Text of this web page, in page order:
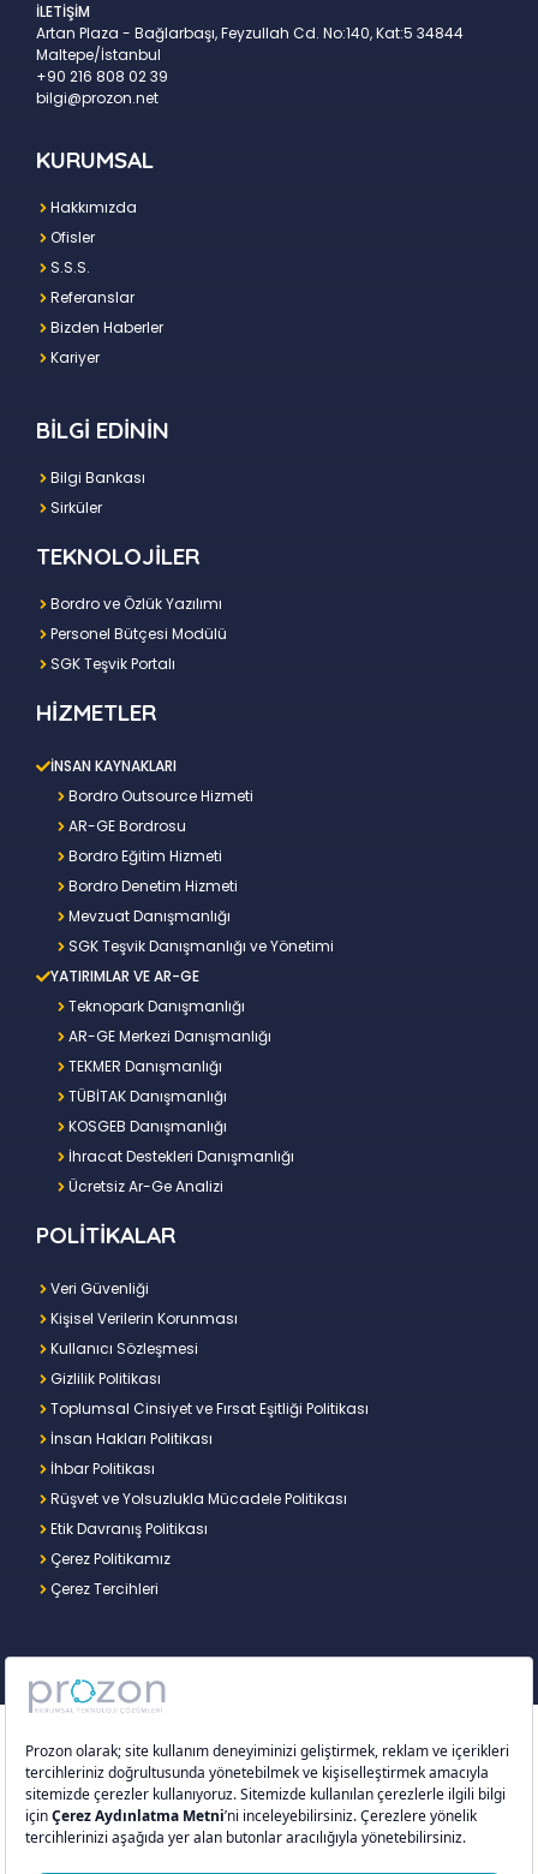
İLETİŞİM
Artan Plaza - Bağlarbaşı, Feyzullah Cd. No:140, Kat:5 34844
Maltepe/İstanbul
+90 216 808 02 39
bilgi@prozon.net
KURUMSAL
Hakkımızda
Ofisler
S.S.S.
Referanslar
Bizden Haberler
Kariyer
BİLGİ EDİNİN
Bilgi Bankası
Sirküler
TEKNOLOJİLER
Bordro ve Özlük Yazılımı
Personel Bütçesi Modülü
SGK Teşvik Portalı
HİZMETLER
İNSAN KAYNAKLARI
Bordro Outsource Hizmeti
AR-GE Bordrosu
Bordro Eğitim Hizmeti
Bordro Denetim Hizmeti
Mevzuat Danışmanlığı
SGK Teşvik Danışmanlığı ve Yönetimi
YATIRIMLAR VE AR-GE
Teknopark Danışmanlığı
AR-GE Merkezi Danışmanlığı
TEKMER Danışmanlığı
TÜBİTAK Danışmanlığı
KOSGEB Danışmanlığı
İhracat Destekleri Danışmanlığı
Ücretsiz Ar-Ge Analizi
POLİTİKALAR
Veri Güvenliği
Kişisel Verilerin Korunması
Kullanıcı Sözleşmesi
Gizlilik Politikası
Toplumsal Cinsiyet ve Fırsat Eşitliği Politikası
İnsan Hakları Politikası
İhbar Politikası
Rüşvet ve Yolsuzlukla Mücadele Politikası
Etik Davranış Politikası
Çerez Politikamız
Çerez Tercihleri
Copyright © 2026 – Prozon. Prozon markası ve
Prozon Kurumsal Teknoloji Çözümleri Anonim
Şirketi,Proventus Danışmanlık Limited Şirketi’nin
tescilli markası ve teknoloji şirketidir.